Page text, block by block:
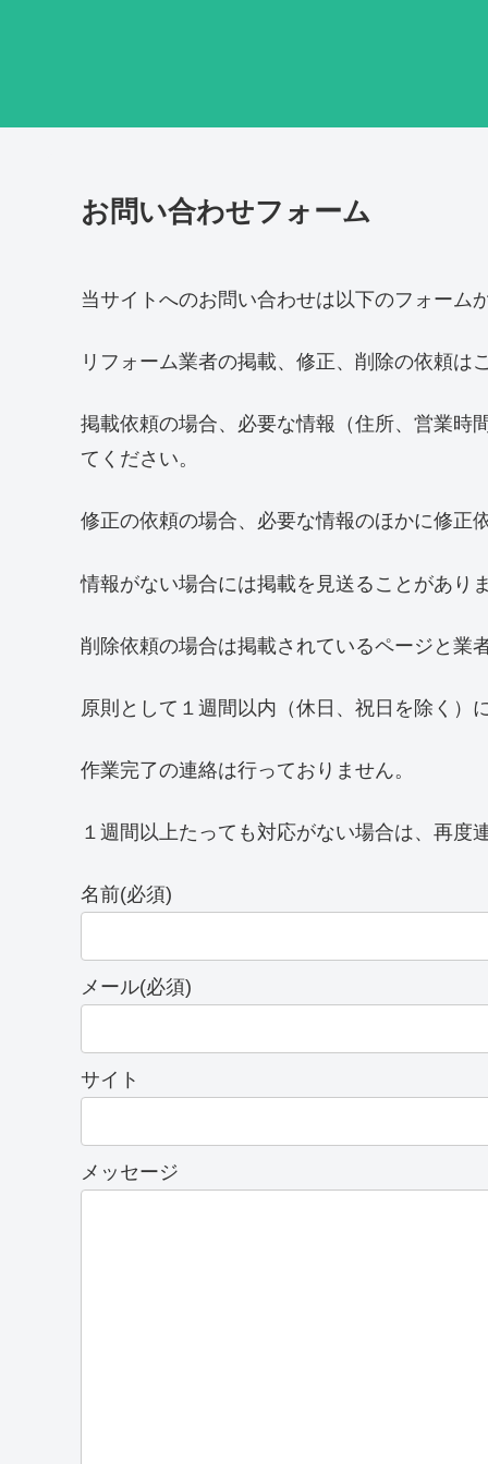
お問い合わせフォーム
当サイトへのお問い合わせは以下のフォーム
リフォーム業者の掲載、修正、削除の依頼は
掲載依頼の場合、必要な情報（住所、営業時
てください。
修正の依頼の場合、必要な情報のほかに修正
情報がない場合には掲載を見送ることがありま
削除依頼の場合は掲載されているページと業
原則として１週間以内（休日、祝日を除く）
作業完了の連絡は行っておりません。
１週間以上たっても対応がない場合は、再度
名前(必須)
メール(必須)
サイト
メッセージ